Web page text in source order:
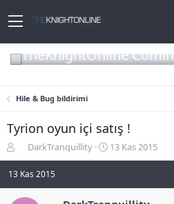
TheKnightOnline
Hile & Bug bildirimi
Tyrion oyun içi satış !
o
n
u
DarkTranquillity
B
a
13 Kas 2015
13 Kas 2015